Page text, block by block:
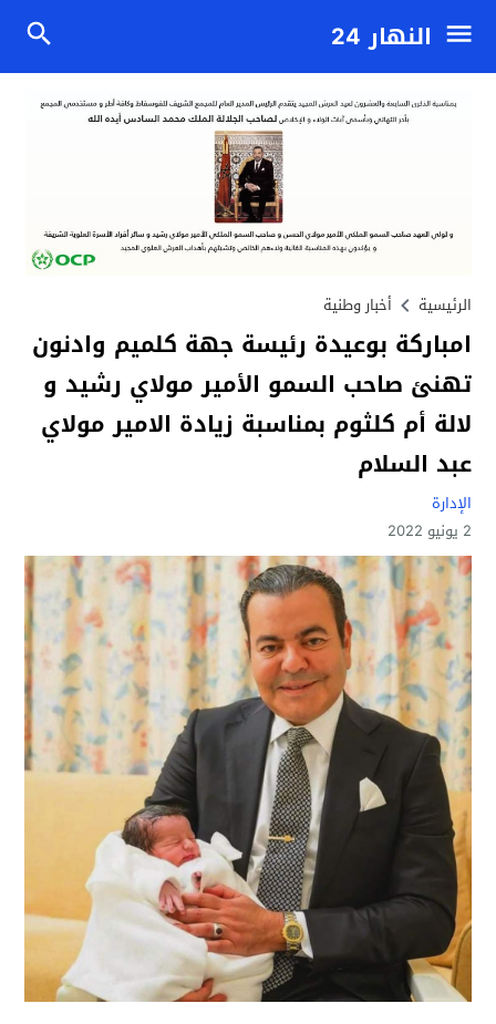
النهار 24
الرئيسية أخبار وطنية
امباركة بوعيدة رئيسة جهة كلميم وادنون
تهنئ صاحب السمو الأمير مولاي رشيد و
لالة أم كلثوم بمناسبة زيادة الامير مولاي
عبد السلام
الإدارة
2 يونيو 2022